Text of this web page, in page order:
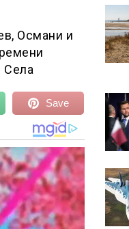
Османи и
Села
Save